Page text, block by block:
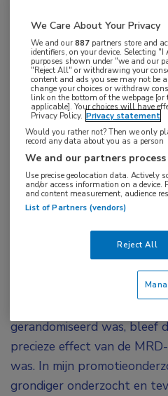
Wat was het doel van je
Bij patiënten met acute
het aantreffen van
initiële chemotherapie een
voor ziektevrije overleving
overlevingskansen. Om
HOVON 132-studie
consolidatiebehandeling af
de MRD-resultaten. MRD-
kregen nog steeds een
terwijl voor MRD-
behandeling werd gede-
chemotherapie, al dan niet
gerandomiseerd was, bleef
precieze effect van de
was. In mijn
grondiger onderzocht en
We Care About Your Privacy
We and our887partners store and
identifiers, on your device. Selecting
purposes shown under "we and our
"Reject All" or withdrawing your
content and ads you see may not be
change your choices or withdraw
link on the bottom of the webpage
applicable]. Your choices will have
Privacy Policy. Privacy statement
Would you rather not? Then we only
record any data about you as a person
We and our partners
Use precise geolocation data. Actively
and/or access information on a
and content measurement, audience
List of Partners (vendors)
Reject All